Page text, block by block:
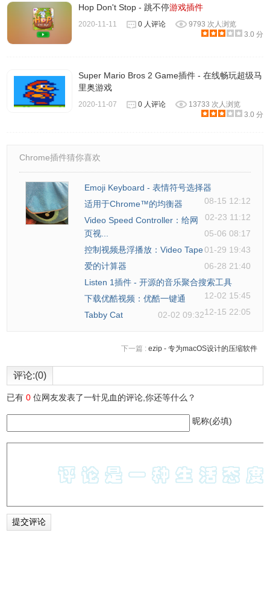
1.支持国服10.16所有皮肤
2.修复有相同英雄时敌方英雄也更换皮肤的BUG，现在只换
Hop Don't Stop - 跳不停游戏插件
2020-11-11 0 人评论
9793 次人浏览
3.0 分
Super Mario Bros 2 Game插件 - 在线畅玩超级马
里奥游戏
2020-11-07 0 人评论
13733 次人浏览
3.0 分
Chrome插件猜你喜欢
Emoji Keyboard - 表情符号选择器
08-15 12:12
适用于Chrome™的均衡器
02-23 11:12
Video Speed Controller：给网
页视...
05-06 08:17
控制视频悬浮播放：Video Tape01-29 19:43
爱的计算器
06-28 21:40
Listen 1插件 - 开源的音乐聚合搜索工具
12-02 15:45
下载优酷视频：优酷一键通
12-15 22:05
Tabby Cat 02-02 09:32
下一篇 : ezip - 专为macOS设计的压缩软件
评论:(0)
已有0 位网友发表了一针见血的评论,你还等什么？
昵称(必填)